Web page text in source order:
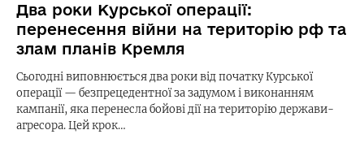
Два роки Курської операції:
перенесення війни на територію рф та
злам планів Кремля
Сьогодні виповнюється два роки від початку Курської
операції — безпрецедентної за задумом і виконанням
кампанії, яка перенесла бойові дії на територію держави-
агресора. Цей крок…